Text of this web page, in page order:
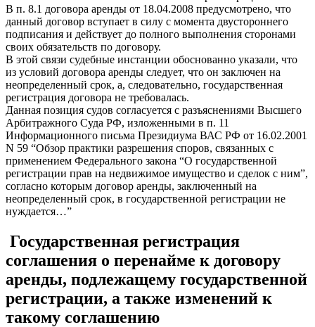
В п. 8.1 договора аренды от 18.04.2008 предусмотрено, что
данный договор вступает в силу с момента двустороннего
подписания и действует до полного выполнения сторонами
своих обязательств по договору.
В этой связи судебные инстанции обоснованно указали, что
из условий договора аренды следует, что он заключен на
неопределенный срок, а, следовательно, государственная
регистрация договора не требовалась.
Данная позиция судов согласуется с разъяснениями Высшего
Арбитражного Суда РФ, изложенными в п. 11
Информационного письма Президиума ВАС РФ от 16.02.2001
N 59 “Обзор практики разрешения споров, связанных с
применением Федерального закона “О государственной
регистрации прав на недвижимое имущество и сделок с ним”,
согласно которым договор аренды, заключенный на
неопределенный срок, в государственной регистрации не
нуждается…”
Государственная регистрация
соглашения о перенайме к договору
аренды, подлежащему государственной
регистрации, а также изменений к
такому соглашению